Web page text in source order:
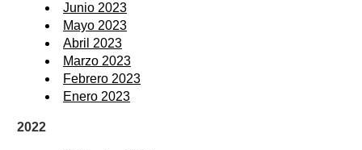
Junio 2023
Mayo 2023
Abril 2023
Marzo 2023
Febrero 2023
Enero 2023
2022